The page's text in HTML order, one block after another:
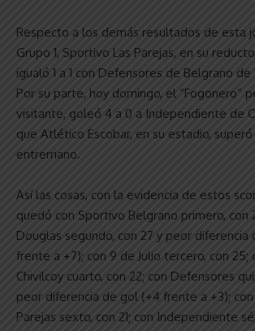
Respecto a los demás resultados de esta
Grupo 1, Sportivo Las Parejas, en su
igualó 1 a 1 con Defensores de Belgrano de
Por su parte, hoy domingo, el “Fogonero”
visitante, goleó 4 a 0 a Independiente de
que Atlético Escobar, en su estadio, superó
entrerriano.
Así las cosas, con la evidencia de estos
quedó con Sportivo Belgrano primero, con
Douglas segundo, con 27 y peor diferencia
frente a +7); con 9 de Julio tercero, con 25;
Chivilcoy cuarto, con 22; con Defensores
peor diferencia de gol (+4 frente a +3);
Parejas sexto, con 21; con Independiente